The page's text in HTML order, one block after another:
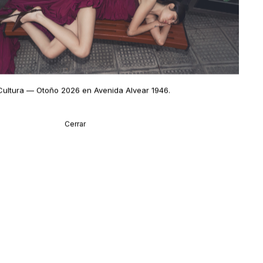
— Otoño 2026 en Avenida Alvear 1946.
Cerrar